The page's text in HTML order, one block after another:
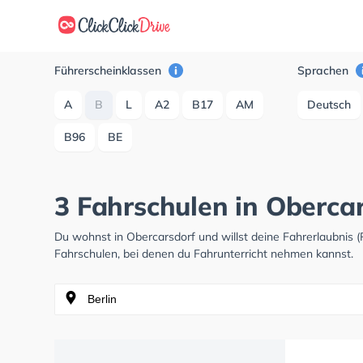
Führerscheinklassen
A B L A2 B17 AM
B96 BE
Sprachen
Deutsch
3 Fahrschulen in
Du wohnst in Obercarsdorf und willst deine Fahrerlaubnis
Fahrschulen, bei denen du Fahrunterricht nehmen kannst.